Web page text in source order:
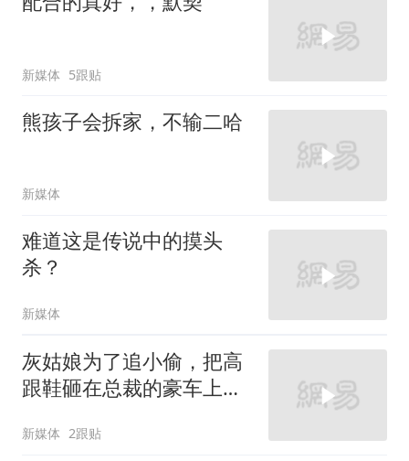
新媒体 5跟贴
熊孩子会拆家，不输二哈
新媒体
难道这是传说中的摸头
杀？
新媒体
灰姑娘为了追小偷，把高
跟鞋砸在总裁的豪车上，
新媒体 2跟贴